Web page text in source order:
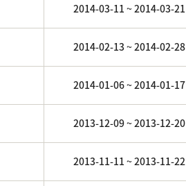
2014-03-11 ~ 2014-03-21
2014-02-13 ~ 2014-02-28
2014-01-06 ~ 2014-01-17
2013-12-09 ~ 2013-12-20
2013-11-11 ~ 2013-11-22